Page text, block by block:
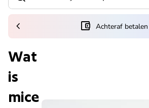
(link opent in nieuw tabblad/venster)
account_balance_wallet Achteraf betalen
chevron_left
Wat
is
mice